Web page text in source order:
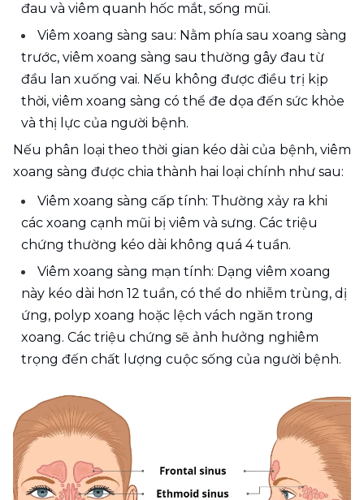
đau và viêm quanh hốc mắt, sống mũi.
Viêm xoang sàng sau: Nằm phía sau xoang sàng
trước, viêm xoang sàng sau thường gây đau từ
đầu lan xuống vai. Nếu không được điều trị kịp
thời, viêm xoang sàng có thể đe dọa đến sức khỏe
và thị lực của người bệnh.
Nếu phân loại theo thời gian kéo dài của bệnh, viêm
xoang sàng được chia thành hai loại chính như sau:
Viêm xoang sàng cấp tính: Thường xảy ra khi
các xoang cạnh mũi bị viêm và sưng. Các triệu
chứng thường kéo dài không quá 4 tuần.
Viêm xoang sàng mạn tính: Dạng viêm xoang
này kéo dài hơn 12 tuần, có thể do nhiễm trùng, dị
ứng, polyp xoang hoặc lệch vách ngăn trong
xoang. Các triệu chứng sẽ ảnh hưởng nghiêm
trọng đến chất lượng cuộc sống của người bệnh.